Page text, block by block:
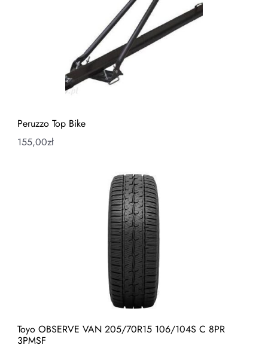
Peruzzo Top Bike
155,00zł
Toyo OBSERVE VAN 205/70R15 106/104S C 8PR
3PMSF